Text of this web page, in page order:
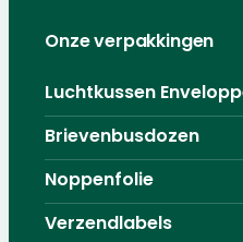
Onze verpakkingen
Luchtkussen
Brievenbusdozen
Noppenfolie
Verzendlabels